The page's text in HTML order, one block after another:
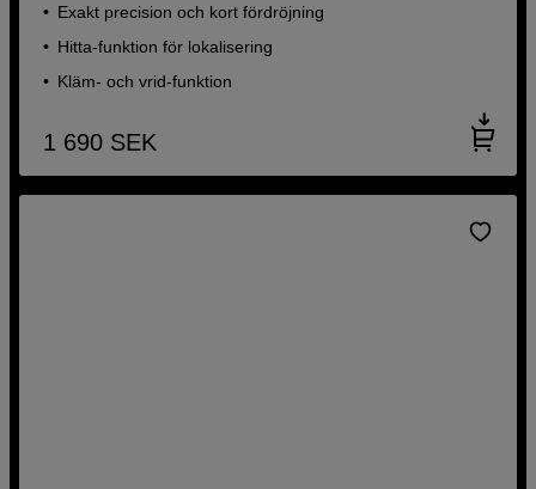
Exakt precision och kort fördröjning
Hitta-funktion för lokalisering
Kläm- och vrid-funktion
1 690 SEK